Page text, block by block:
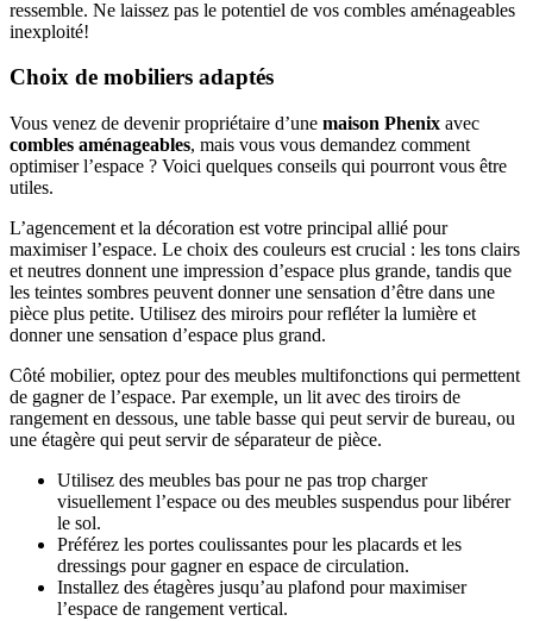
ressemble. Ne laissez pas le potentiel de vos combles aménageables
inexploité!
Choix de mobiliers adaptés
Vous venez de devenir propriétaire d’une maison Phenix avec
combles aménageables, mais vous vous demandez comment
optimiser l’espace ? Voici quelques conseils qui pourront vous être
utiles.
L’agencement et la décoration est votre principal allié pour
maximiser l’espace. Le choix des couleurs est crucial : les tons clairs
et neutres donnent une impression d’espace plus grande, tandis que
les teintes sombres peuvent donner une sensation d’être dans une
pièce plus petite. Utilisez des miroirs pour refléter la lumière et
donner une sensation d’espace plus grand.
Côté mobilier, optez pour des meubles multifonctions qui permettent
de gagner de l’espace. Par exemple, un lit avec des tiroirs de
rangement en dessous, une table basse qui peut servir de bureau, ou
une étagère qui peut servir de séparateur de pièce.
Utilisez des meubles bas pour ne pas trop charger
visuellement l’espace ou des meubles suspendus pour libérer
le sol.
Préférez les portes coulissantes pour les placards et les
dressings pour gagner en espace de circulation.
Installez des étagères jusqu’au plafond pour maximiser
l’espace de rangement vertical.